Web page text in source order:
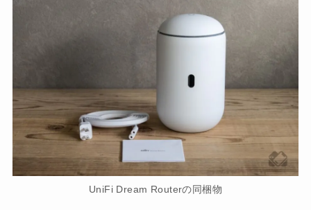
UniFi Dream Routerの同梱物